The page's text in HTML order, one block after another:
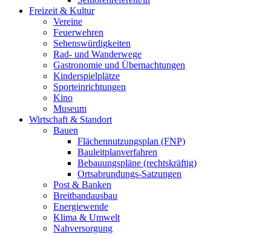
Freizeit & Kultur
Vereine
Feuerwehren
Sehenswürdigkeiten
Rad- und Wanderwege
Gastronomie und Übernachtungen
Kinderspielplätze
Sporteinrichtungen
Kino
Museum
Wirtschaft & Standort
Bauen
Flächennutzungsplan (FNP)
Bauleitplanverfahren
Bebauungspläne (rechtskräftig)
Ortsabrundungs-Satzungen
Post & Banken
Breitbandausbau
Energiewende
Klima & Umwelt
Nahversorgung